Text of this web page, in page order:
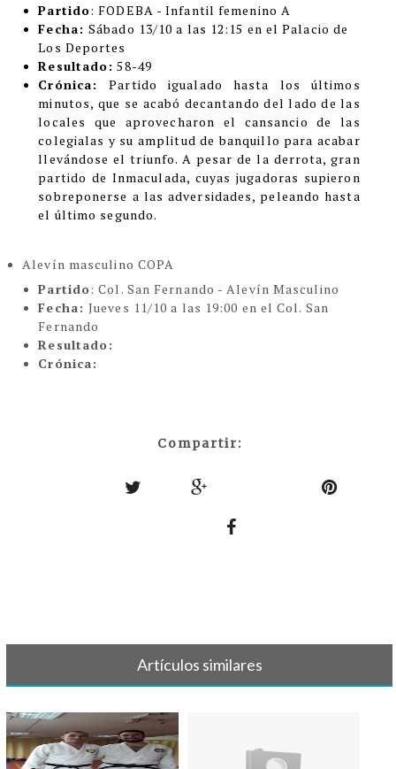
Partido: FODEBA - Infantil femenino A
Fecha:Sábado 13/10 a las 12:15 en el Palacio de
Los Deportes
Resultado: 58-49
Crónica:Partido igualado hasta los últimos
minutos, que se acabó decantando del lado de las
locales que aprovecharon el cansancio de las
colegialas y su amplitud de banquillo para acabar
llevándose el triunfo. A pesar de la derrota, gran
partido de Inmaculada, cuyas jugadoras supieron
sobreponerse a las adversidades, peleando hasta
el último segundo.
Alevín masculino COPA
Partido: Col. San Fernando - Alevín Masculino
Fecha:Jueves 11/10 a las 19:00 en el Col. San
Fernando
Resultado:
Crónica:
Compartir:
Artículos similares